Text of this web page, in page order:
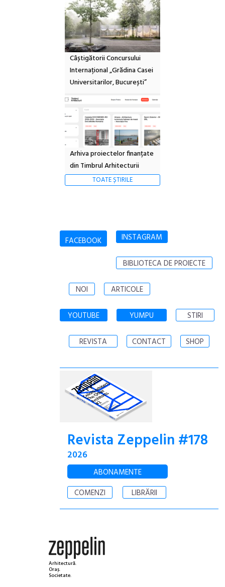
Câștigătorii Concursului
Internațional „Grădina Casei
Universitarilor, București”
Arhiva proiectelor finanțate
din Timbrul Arhitecturii
TOATE ȘTIRILE
FACEBOOK INSTAGRAM
BIBLIOTECA DE PROIECTE
NOI ARTICOLE
YOUTUBE YUMPU STIRI
REVISTA CONTACT SHOP
Revista Zeppelin #178
2026
ABONAMENTE
COMENZI
LIBRĂRII
Arhitectură.
Oraș.
Societate.